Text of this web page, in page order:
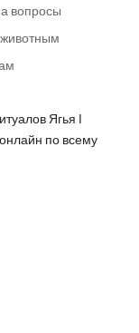
вопросы
Ягья |
по всему